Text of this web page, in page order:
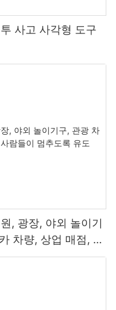
사고 사각형 도구
, 광장, 야외 놀이기
차량, 상업 매점, 사